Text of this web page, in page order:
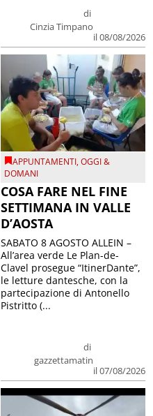
di
Cinzia Timpano
il 08/08/2026
APPUNTAMENTI,OGGI &
DOMANI
COSA FARE NEL FINE
SETTIMANA IN VALLE
D’AOSTA
di
gazzettamatin
il 07/08/2026
SABATO 8 AGOSTO ALLEIN –
All’area verde Le Plan-de-
Clavel prosegue “ItinerDante”,
le letture dantesche, con la
partecipazione di Antonello
Pistritto (...